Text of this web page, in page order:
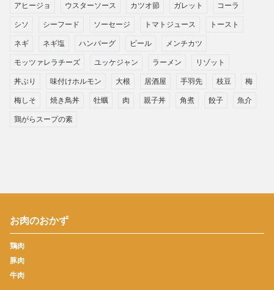
アヒージョ ウスターソース カツオ節 ガレット コーラ
シソ シーフード ソーセージ トマトジュース トースト
ネギ ネギ塩 ハンバーグ ビール メンチカツ
モッツァレラチーズ ユッケジャン ラーメン リゾット
丼ぶり 味付けホルモン 大根 居酒屋 手羽先 枝豆 梅
梅しそ 焼き鳥丼 牡蠣 肉 親子丼 角煮 餃子 魚介
鶏がらスープの素
お肉のおかず
鶏肉
豚肉
牛肉